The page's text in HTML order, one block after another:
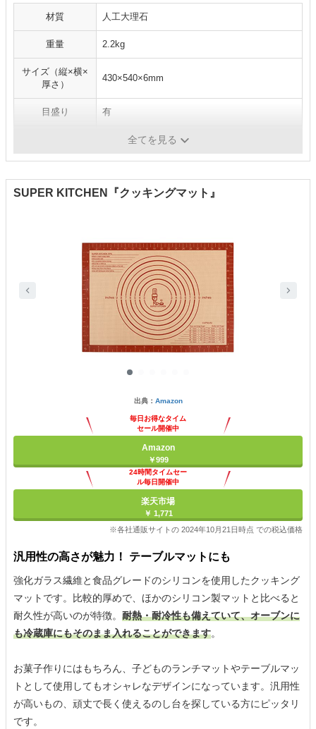
材質 人工大理石
重量 2.2kg
サイズ（縦×横×
厚さ）
430×540×6mm
目盛り 有
全てを見る
SUPER KITCHEN『クッキングマット』
出典： Amazon
毎日お得なタイム
セール開催中
Amazon
￥999
24時間タイムセー
ル毎日開催中
楽天市場
￥ 1,771
※各社通販サイトの 2024年10月21日時点 での税込価格
汎用性の高さが魅力！ テーブルマットにも
強化ガラス繊維と食品グレードのシリコンを使用したクッキング
マットです。比較的厚めで、ほかのシリコン製マットと比べると
耐久性が高いのが特徴。 耐熱・耐冷性も備えていて、オーブンに
も冷蔵庫にもそのまま入れることができます。
お菓子作りにはもちろん、子どものランチマットやテーブルマッ
トとして使用してもオシャレなデザインになっています。汎用性
が高いもの、頑丈で長く使えるのし台を探している方にピッタリ
です。